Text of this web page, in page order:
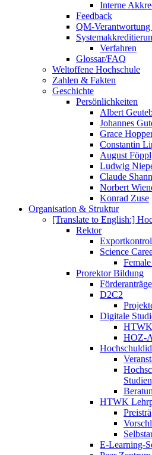
Interne
Feedback
QM-Verantwortung
Verfahren
Glossar/FAQ
Weltoffene Hochschule
Zahlen & Fakten
Geschichte
Persönlichkeiten
Albert
Johannes
Grace
Constantin
August Föppl
Ludwig
Claude
Norbert
Konrad Zuse
Organisation & Struktur
[Translate to English:]
Rektor
Science
Prorektor Bildung
D2C2
Digitale
HOZ-
HTWK
E-Learning-